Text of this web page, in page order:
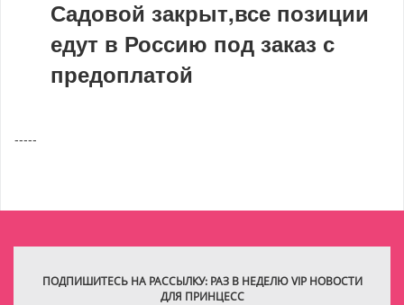
Садовой закрыт,все позиции
едут в Россию под заказ с
предоплатой
-----
ПОДПИШИТЕСЬ НА РАССЫЛКУ: РАЗ В НЕДЕЛЮ VIP НОВОСТИ
ДЛЯ ПРИНЦЕСС